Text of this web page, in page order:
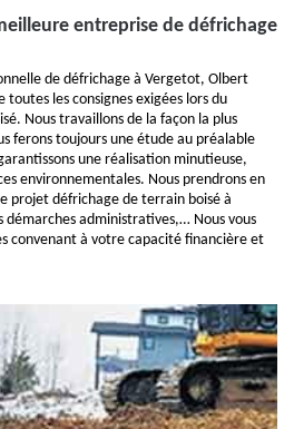
entreprise de défrichage
de défrichage à Vergetot, Olbert
les consignes exigées lors du
Nous travaillons de la façon la plus
ferons toujours une étude au préalable
une réalisation minutieuse,
environnementales. Nous prendrons en
projet défrichage de terrain boisé à
administratives,… Nous vous
convenant à votre capacité financière et